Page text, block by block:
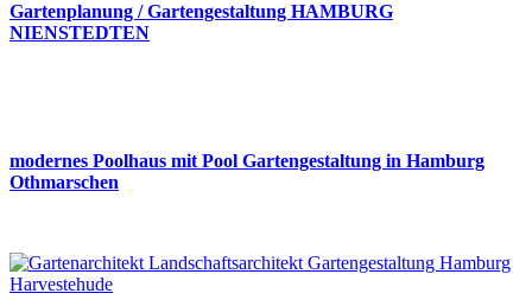
Gartenplanung / Gartengestaltung HAMBURG
NIENSTEDTEN
modernes Poolhaus mit Pool Gartengestaltung in Hamburg
Othmarschen